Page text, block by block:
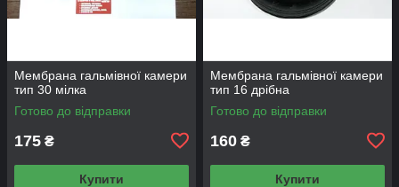
Мембрана гальмівної камери
тип 30 мілка
Готово до відправки
175 ₴
Купити
Мембрана гальмівної камери
тип 16 дрібна
Готово до відправки
160 ₴
Купити